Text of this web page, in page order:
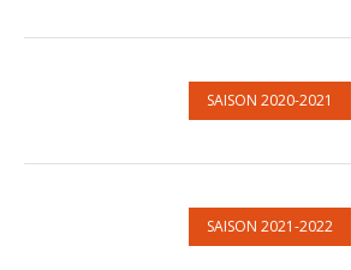
SAISON 2020-2021
SAISON 2021-2022